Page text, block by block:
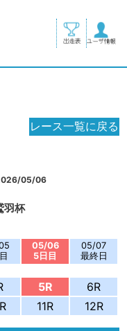
レース一覧に戻る
05/06
羽杯
05/06
5日目
05/07
最終日
5R
6R
11R 12R